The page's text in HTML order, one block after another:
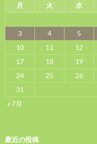
月 火 水
3
4 5
10
11 12
17
18 19
24
25 26
31
« 7月
最近の投稿